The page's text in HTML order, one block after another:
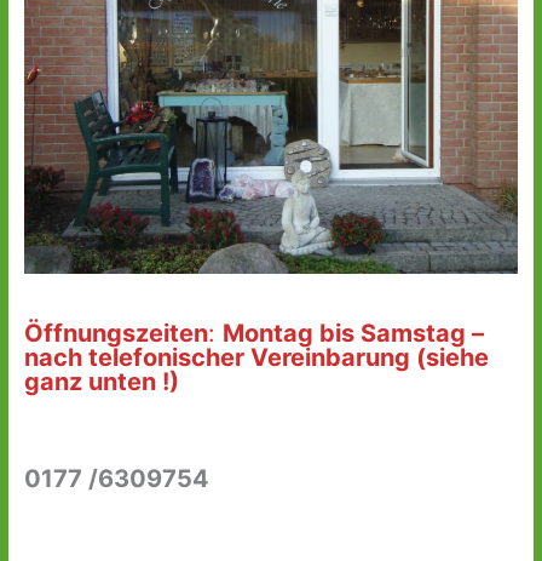
Öffnungszeiten: Montag bis Samstag –
nach telefonischer Vereinbarung (siehe
ganz unten !)
0177 /6309754